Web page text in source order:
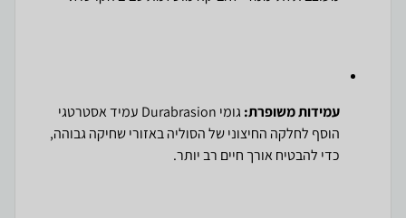
עמידות משופרת:
גומי Durabrasion עמיד אסטרטגי
הוסף לחלקה החיצוני של הסוליה באזורי שחיקה גבוהה,
כדי להבטיח אורך חיים רב יותר.